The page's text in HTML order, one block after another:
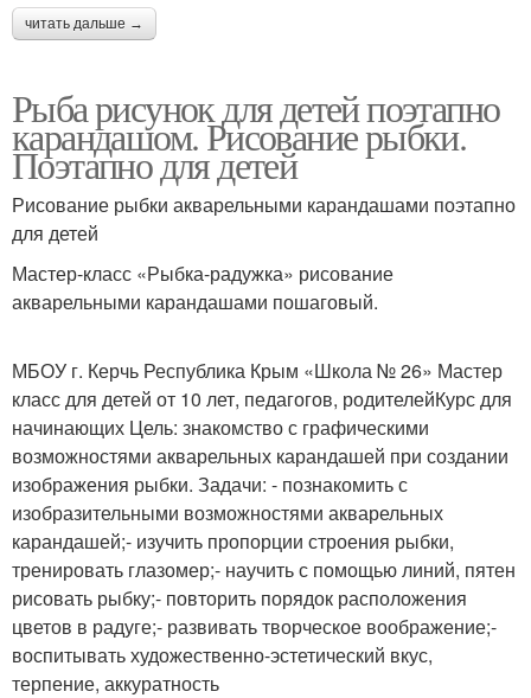
читать дальше →
Рыба рисунок для детей поэтапно
карандашом. Рисование рыбки.
Поэтапно для детей
Рисование рыбки акварельными карандашами поэтапно
для детей
Мастер-класс «Рыбка-радужка» рисование
акварельными карандашами пошаговый.
МБОУ г. Керчь Республика Крым «Школа № 26» Мастер
класс для детей от 10 лет, педагогов, родителейКурс для
начинающих Цель: знакомство с графическими
возможностями акварельных карандашей при создании
изображения рыбки. Задачи: - познакомить с
изобразительными возможностями акварельных
карандашей;- изучить пропорции строения рыбки,
тренировать глазомер;- научить с помощью линий, пятен
рисовать рыбку;- повторить порядок расположения
цветов в радуге;- развивать творческое воображение;-
воспитывать художественно-эстетический вкус,
терпение, аккуратность